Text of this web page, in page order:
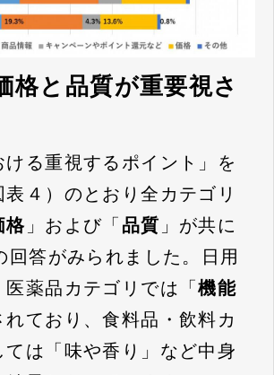
格と品質が重要視さ
ける重視するポイント」を
４）のとおり全カテゴリ
格 」および「 品質 」が共に
回答がみられました。日用
医薬品カテゴリでは「機能
れており、食料品・飲料カ
ては「味や香り」など中身